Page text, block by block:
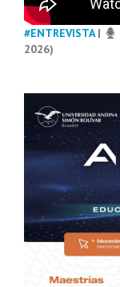
#ENTREVISTA|
2026)